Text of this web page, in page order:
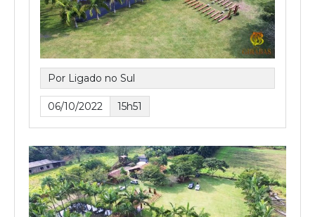
Por Ligado no Sul
06/10/2022 15h51